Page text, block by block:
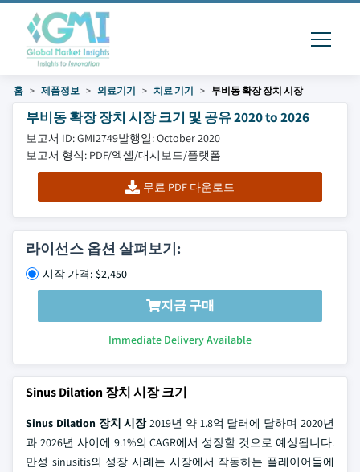
홈 제품정보 의료기기 치료 기기 부비동 확장 장치 시장
부비동 확장 장치 시장 크기 및 공유 2020 to 2026
보고서 ID: GMI2749발행일: October 2020
보고서 형식: PDF/엑셀/대시보드/플랫폼
무료 PDF 다운로드
라이선스 옵션 살펴보기:
시작 가격: $2,450
지금 구매
Immediate Delivery Available
Sinus Dilation 장치 시장 크기
Sinus Dilation 장치 시장2019년 약 1.8억 달러에 달하며 2020년
과 2026년 사이에 9.1%의 CAGR에서 성장할 것으로 예상됩니다.
만성 sinusitis의 성장 사례는 시장에서 작동하는 플레이어들에